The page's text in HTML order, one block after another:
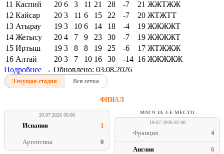
11 Каспий 20 6 3 11 21 28 -7 21 ЖЖТЖЖ
12 Кайсар 20 3 11 6 15 22 -7 20 ЖТЖТТ
13 Атырау 19 3 10 6 14 18 -4 19 ЖЖЖЖТ
14 Жетысу 20 4 7 9 23 30 -7 19 ЖЖЖЖТ
15 Иртыш 19 3 8 8 19 25 -6 17 ЖТЖЖЖ
16 Алтай 20 3 7 10 16 30 -14 16 ЖЖЖЖЖ
Подробнее → Обновлено: 03.08.2026
Текущая стадия Вся сетка
ФИНАЛ
20.07.2026 00:00
Испания 1
Аргентина 0
МАТЧ ЗА 3-Е МЕСТО
19.07.2026 02:00
Франция 4
Англия 6